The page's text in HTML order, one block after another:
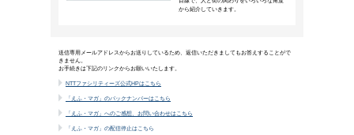
ネジメントが必要になるのでしょうか。ダ